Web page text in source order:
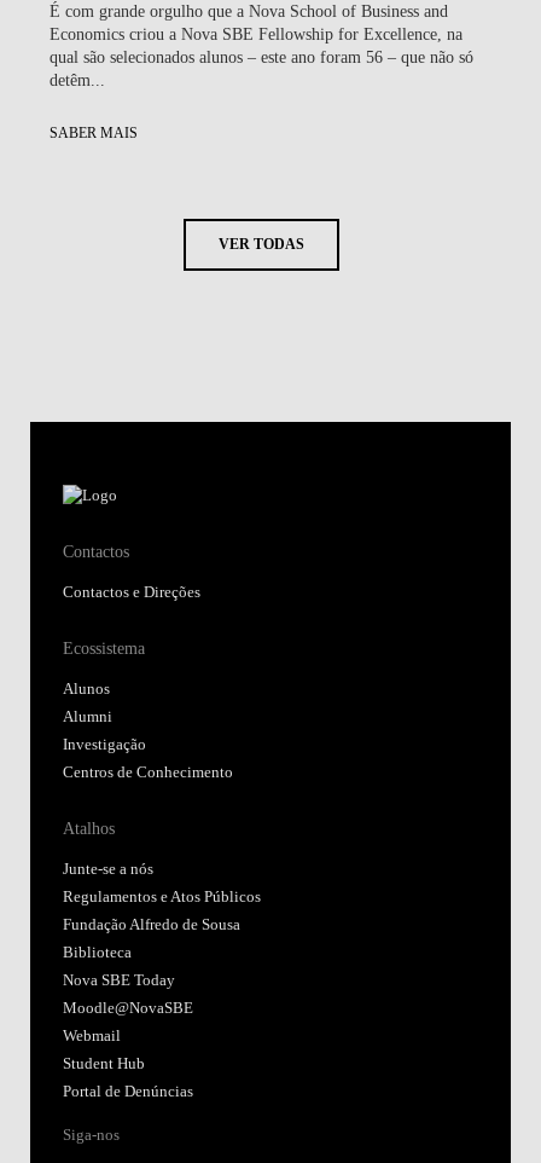
É com grande orgulho que a Nova School of Business and
Economics criou a Nova SBE Fellowship for Excellence, na
qual são selecionados alunos – este ano foram 56 – que não só
detêm...
SABER MAIS
VER TODAS
Contactos
Contactos e Direções
Ecossistema
Alunos
Alumni
Investigação
Centros de Conhecimento
Atalhos
Junte-se a nós
Regulamentos e Atos Públicos
Fundação Alfredo de Sousa
Biblioteca
Nova SBE Today
Moodle@NovaSBE
Webmail
Student Hub
Portal de Denúncias
Siga-nos